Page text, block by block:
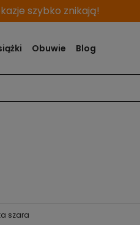
szybko znikają!
Obuwie Blog
szara